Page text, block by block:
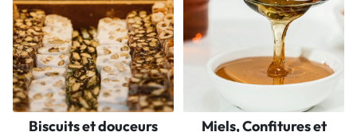
Biscuits et douceurs
Miels, Confitures et